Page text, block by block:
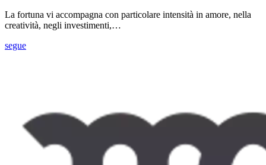
La fortuna vi accompagna con particolare intensità in amore, nella
creatività, negli investimenti,…
segue